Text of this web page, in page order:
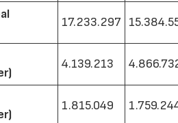
17.233.297
4.139.213
1.815.049